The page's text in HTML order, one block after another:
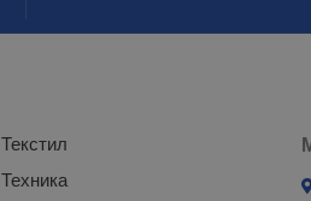
Текстил
Техника